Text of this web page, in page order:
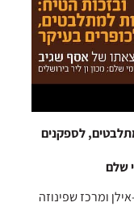
לספקנים
שלם
ומרכז שפינוזה